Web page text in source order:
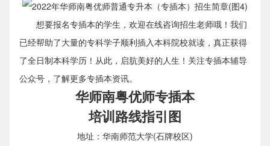
想要报名专插本的学生，欢迎在线咨询招生老师哦！我们
已经帮助了大量的专科学子顺利插入本科院校就读，真正获得
了全日制本科学历！从此，启肮美好的人生！关注专插本辅导
公众号，了解更多专插本资讯。
华师南粤优师专插本
培训路线指引图
地址：华南师范大学(石牌校区)